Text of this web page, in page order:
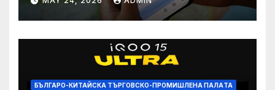
намаление на цената
БЪЛГАРО-КИТАЙСКА ТЪРГОВСКО-ПРОМИШЛЕНА ПАЛAТА